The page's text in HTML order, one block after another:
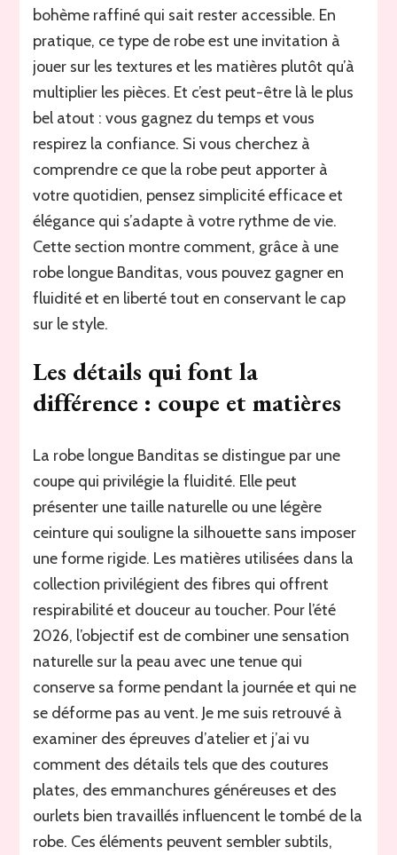
bohème raffiné qui sait rester accessible. En
pratique, ce type de robe est une invitation à
jouer sur les textures et les matières plutôt qu’à
multiplier les pièces. Et c’est peut-être là le plus
bel atout : vous gagnez du temps et vous
respirez la confiance. Si vous cherchez à
comprendre ce que la robe peut apporter à
votre quotidien, pensez simplicité efficace et
élégance qui s’adapte à votre rythme de vie.
Cette section montre comment, grâce à une
robe longue Banditas, vous pouvez gagner en
fluidité et en liberté tout en conservant le cap
sur le style.
Les détails qui font la
différence : coupe et matières
La robe longue Banditas se distingue par une
coupe qui privilégie la fluidité. Elle peut
présenter une taille naturelle ou une légère
ceinture qui souligne la silhouette sans imposer
une forme rigide. Les matières utilisées dans la
collection privilégient des fibres qui offrent
respirabilité et douceur au toucher. Pour l’été
2026, l’objectif est de combiner une sensation
naturelle sur la peau avec une tenue qui
conserve sa forme pendant la journée et qui ne
se déforme pas au vent. Je me suis retrouvé à
examiner des épreuves d’atelier et j’ai vu
comment des détails tels que des coutures
plates, des emmanchures généreuses et des
ourlets bien travaillés influencent le tombé de la
robe. Ces éléments peuvent sembler subtils,